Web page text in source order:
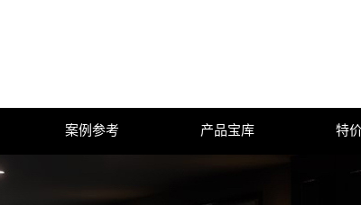
案例参考 产品宝库 特